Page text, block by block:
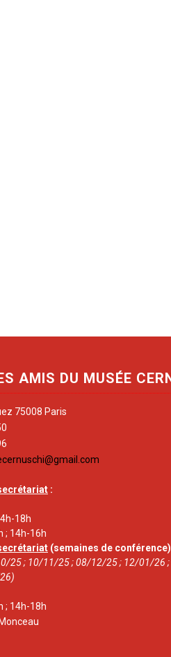
AMIS DU MUSÉE
75008 Paris
:
18h
; 14h-16h
(semaines de
25 ; 10/11/25 ; 08/12/25 ; 12/01/26
; 14h-18h